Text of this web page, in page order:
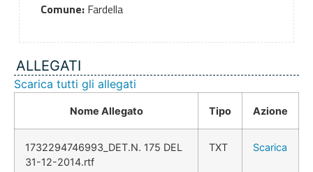
Comune:Fardella
ALLEGATI
Scarica tutti gli allegati
Nome Allegato Tipo Azione
1732294746993_DET.N. 175 DEL
31-12-2014.rtf
TXT Scarica